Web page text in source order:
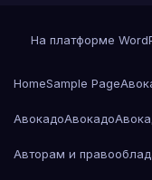
На платформе
HomeSample Page
АвокадоАвокадо
Авторам и